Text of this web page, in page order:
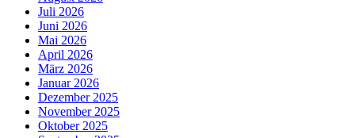
Juli 2026
Juni 2026
Mai 2026
April 2026
März 2026
Januar 2026
Dezember 2025
November 2025
Oktober 2025